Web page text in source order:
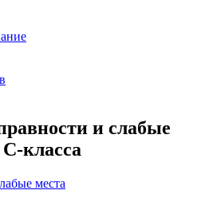
и слабые
класса
места